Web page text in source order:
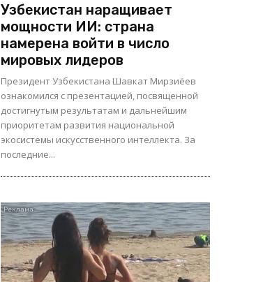
Узбекистан наращивает
мощности ИИ: страна
намерена войти в число
мировых лидеров
Президент Узбекистана Шавкат Мирзиёев
ознакомился с презентацией, посвященной
достигнутым результатам и дальнейшим
приоритетам развития национальной
экосистемы искусственного интеллекта. За
последние...